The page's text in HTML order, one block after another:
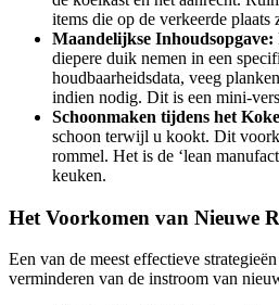
items die op de verkeerde plaats
Maandelijkse Inhoudsopgave:
diepere duik nemen in een
houdbaarheidsdata, veeg
indien nodig. Dit is een mini-
Schoonmaken tijdens het
schoon terwijl u kookt. Dit
rommel. Het is de ‘lean
keuken.
Het Voorkomen van Nieuwe
Een van de meest effectieve
verminderen van de instroom van